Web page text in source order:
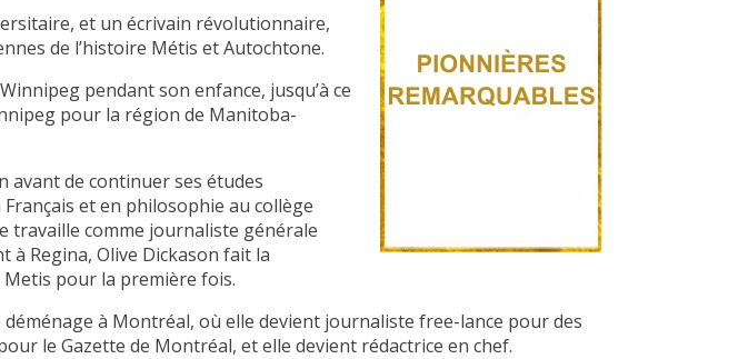
et un écrivain révolutionnaire,
de l’histoire Métis et Autochtone.
pendant son enfance, jusqu’à ce
pour la région de Manitoba-
avant de continuer ses études
et en philosophie au collège
travaille comme journaliste générale
à Regina, Olive Dickason fait la
Metis pour la première fois.
à Montréal, où elle devient journaliste free-lance pour des
le Gazette de Montréal, et elle devient rédactrice en chef.